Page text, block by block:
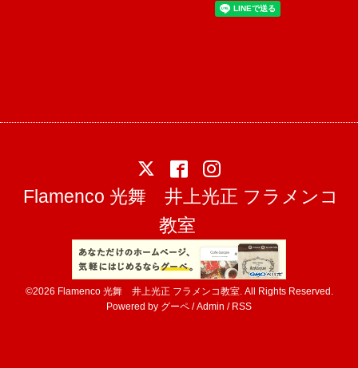
Flamenco 光舞 井上光正 フラメンコ
教室
©2026 Flamenco 光舞 井上光正 フラメンコ教室. All Rights Reserved.
Powered by グーペ /Admin / RSS